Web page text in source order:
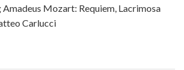
Mozart: Requiem, Lacrimosa
Carlucci